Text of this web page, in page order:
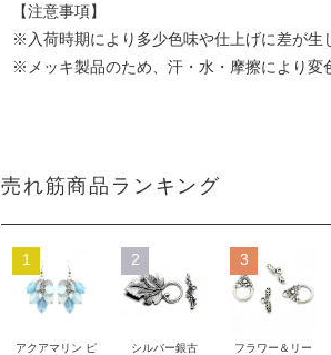
【注意事項】
※入荷時期により多少色味や仕上げに差が生
※メッキ製品のため、汗・水・摩擦により変
売れ筋商品ランキング
1
アクアマリン ピ
2
シルバー銀古
3
フラワー＆リー